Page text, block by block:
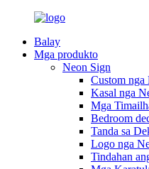
Balay
Mga produkto
Neon Sign
Custom nga
Kasal nga
Mga
Bedroom
Tanda sa
Logo nga
Tindahan